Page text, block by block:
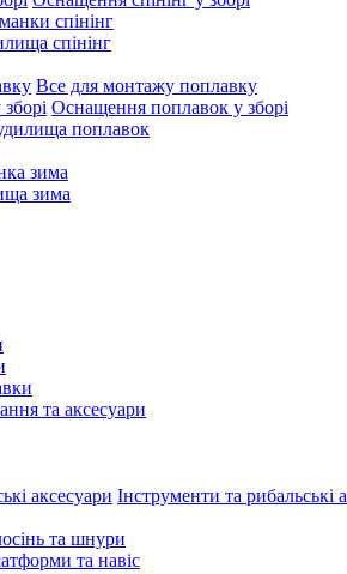
спінінг
спінінг
Все для монтажу поплавку
Оснащення поплавок у зборі
поплавок
зима
зима
та аксесуари
Інструменти та рибальські
та шнури
та навіс